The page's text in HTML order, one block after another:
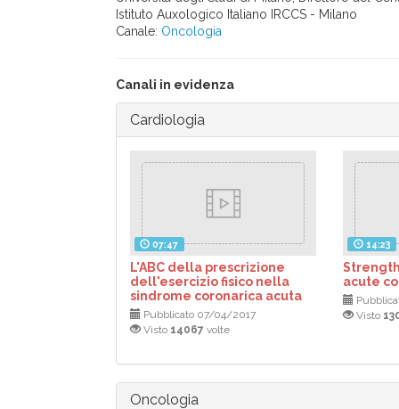
Istituto Auxologico Italiano IRCCS - Milano
Canale: Oncologia
Canali in evidenza
Cardiologia
07:47
L'ABC della prescrizione
dell'esercizio fisico nella
sindrome coronarica acuta
Pubblicato 07/04/2017
Visto 14067 volte
14:23
acute
Visto
Oncologia